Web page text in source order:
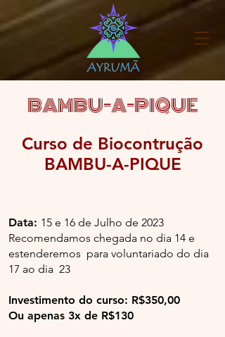
BAMBU-A-PIQUE
Curso de Biocontrução
BAMBU-A-PIQUE
Data: 15 e 16 de Julho de 2023
Recomendamos chegada no dia 14 e
estenderemos para voluntariado do dia
17 ao dia 23
Investimento do curso: R$350,00
Ou apenas 3x de R$130